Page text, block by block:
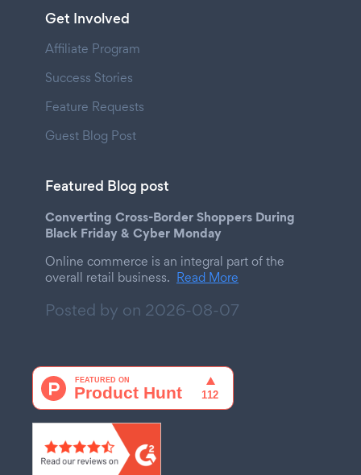
Get Involved
Affiliate Program
Success Stories
Feature Requests
Guest Blog Post
Featured Blog post
Converting Cross-Border Shoppers During
Black Friday & Cyber Monday
Online commerce is an integral part of the
overall retail business. Read More
Posted by on 2026-08-07